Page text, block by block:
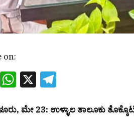
on:
Facebook
WhatsApp
X
ಮೇ 23: ಉಳ್ಳಾಲ ತಾಲೂಕು